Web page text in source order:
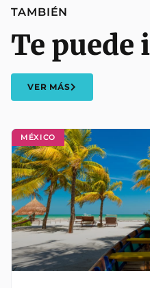
MÉXICO
TAMBIÉN
Te puede
VER MÁS